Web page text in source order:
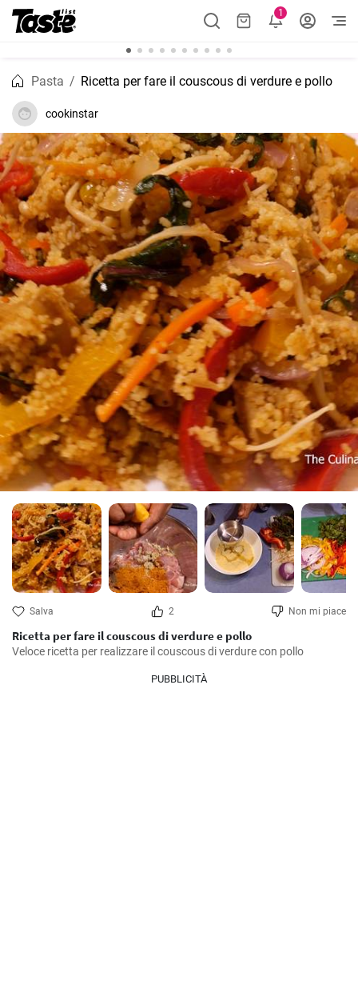
1
Pasta Ricetta per fare il couscous di verdure e pollo
cookinstar
Salva 2 Non mi piace
Ricetta per fare il couscous di verdure e pollo
Veloce ricetta per realizzare il couscous di verdure con pollo
PUBBLICITÀ